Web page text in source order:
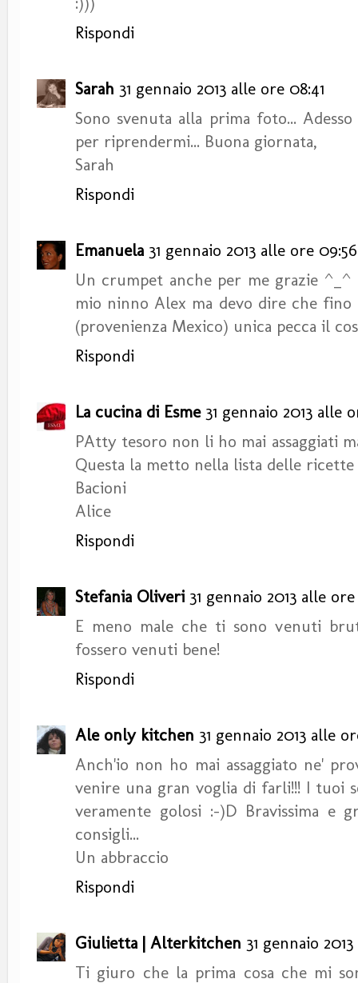
Rispondi
Sarah 31 gennaio 2013 alle ore 08:41
Sono svenuta alla prima foto...
per riprendermi... Buona giornata,
Sarah
Rispondi
Emanuela 31 gennaio 2013 alle ore 09:56
Un crumpet anche per me grazie
mio ninno Alex ma devo dire che
(provenienza Mexico) unica pecca il
Rispondi
La cucina di Esme 31 gennaio 2013 alle
PAtty tesoro non li ho mai assaggiati
Questa la metto nella lista delle ricette
Bacioni
Alice
Rispondi
Stefania Oliveri 31 gennaio 2013 alle ore
E meno male che ti sono venuti
fossero venuti bene!
Rispondi
Ale only kitchen 31 gennaio 2013 alle
Anch'io non ho mai assaggiato ne'
venire una gran voglia di farli!!! I tuoi
veramente golosi :-)D Bravissima e
consigli...
Un abbraccio
Rispondi
Giulietta | Alterkitchen 31 gennaio
Ti giuro che la prima cosa che mi